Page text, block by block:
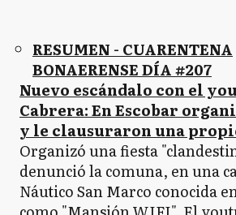
RESUMEN - CUARENTENA
BONAERENSE DÍA #207
Nuevo escándalo con el
Cabrera: En Escobar
y le clausuraron una
Organizó una fiesta
denunció la comuna, en una
Náutico San Marco conocida